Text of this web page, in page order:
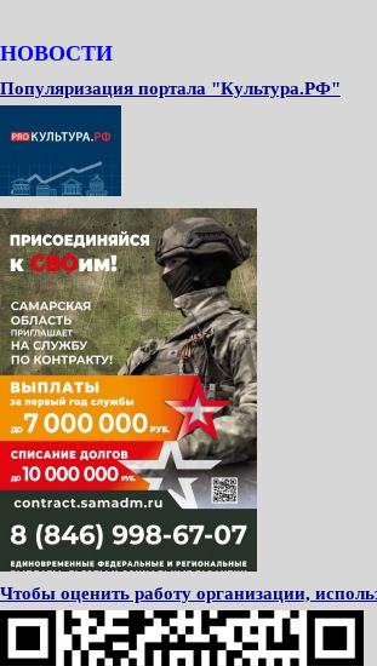
НОВОСТИ
Популяризация портала "Культура.РФ"
Чтобы оценить работу организации,